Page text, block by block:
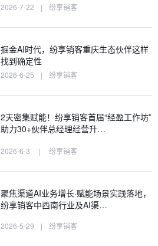
2026-7-22 | 纷享销客
掘金AI时代，纷享销客重庆生态伙伴这样
找到确定性
2026-6-25 | 纷享销客
2天密集赋能！纷享销客首届“经盈工作坊”
助力30+伙伴总经理经营升…
2026-6-3 | 纷享销客
聚焦渠道AI业务增长·赋能场景实践落地，
纷享销客中西南行业及AI渠…
2026-5-29 | 纷享销客